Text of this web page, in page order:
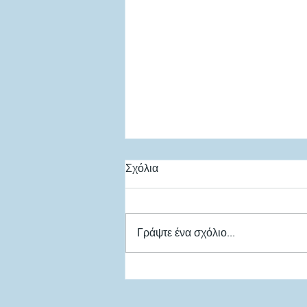
Σχόλια
Γράψτε ένα σχόλιο...